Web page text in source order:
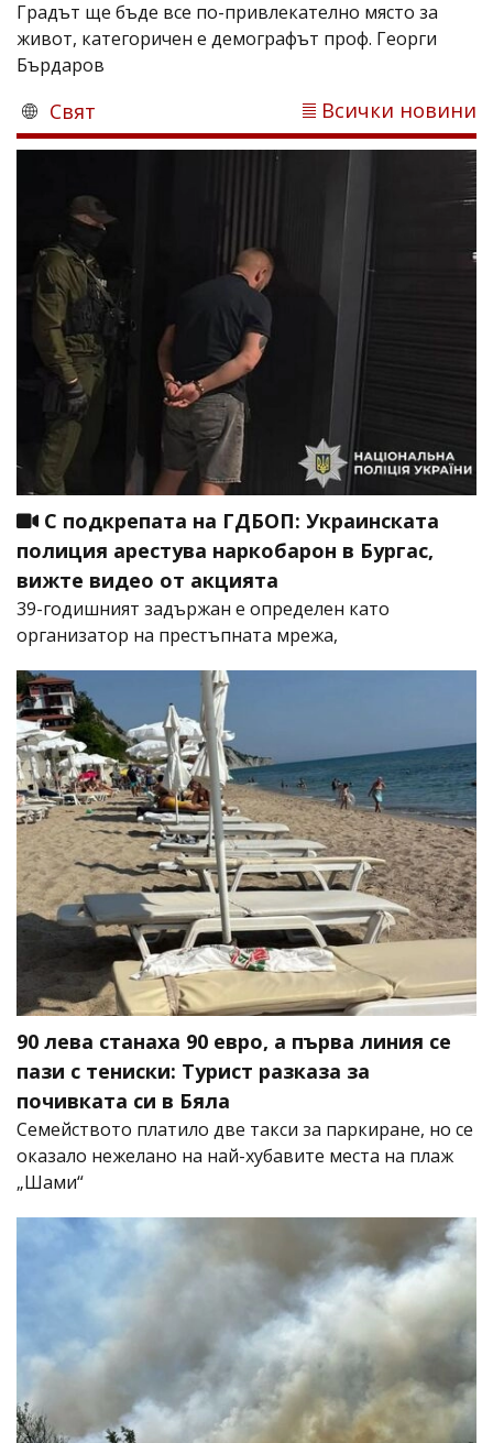
Градът ще бъде все по-привлекателно място за
живот, категоричен е демографът проф. Георги
Бърдаров
Свят Всички новини
С подкрепата на ГДБОП: Украинската
полиция арестува наркобарон в Бургас,
вижте видео от акцията
39-годишният задържан е определен като
организатор на престъпната мрежа,
90 лева станаха 90 евро, а първа линия се
пази с тениски: Турист разказа за
почивката си в Бяла
Семейството платило две такси за паркиране, но се
оказало нежелано на най-хубавите места на плаж
„Шами“